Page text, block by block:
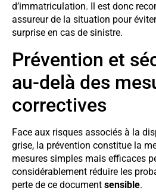
d’immatriculation. Il est donc
assureur de la situation pour
surprise en cas de sinistre.
Prévention et
au-delà des
correctives
Face aux risques associés à la
grise, la prévention constitue la
mesures simples mais efficaces
considérablement réduire les
perte de ce document sensible.